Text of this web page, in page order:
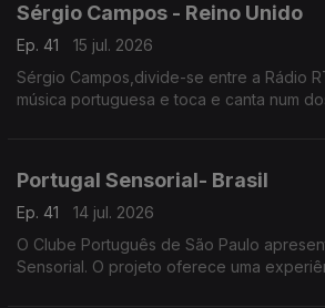
Sérgio Campos - Reino Unido
Ep. 41
15 jul. 2026
Sérgio Campos,divide-se entre a Rádio
música portuguesa e toca e canta num
Portugal Sensorial- Brasil
Ep. 41
14 jul. 2026
O Clube Português de São Paulo
Sensorial. O projeto oferece uma